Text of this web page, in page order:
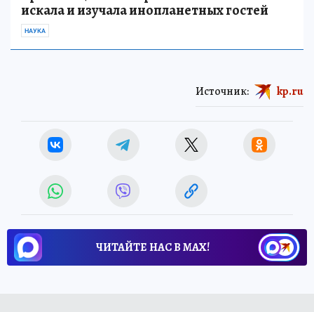
искала и изучала инопланетных гостей
НАУКА
Источник: kp.ru
ЧИТАЙТЕ НАС В МАХ!